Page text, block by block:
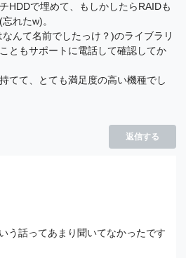
HDDで埋めて、もしかしたらRAIDも
れたw)。
んて名前でしたっけ？)のライブラリ
ともサポートに電話して確認してか
てて、とても満足度の高い機種でし
返信する
う話ってあまり聞いてなかったです